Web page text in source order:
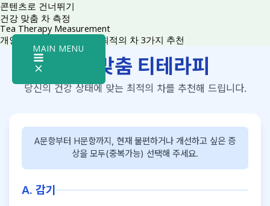
콘텐츠로 건너뛰기
MAIN MENU
건강 맞춤 차 측정
Tea Therapy Measurement
개인의 건강 상태에 맞는 최적의 차 3가지 추천
개인맞춤 티테라피
당신의 건강 상태에 맞는 최적의 차를 추천해 드립니다.
A문항부터 H문항까지, 현재 불편하거나 개선하고 싶은 증
상을 모두(중복가능) 선택해 주세요.
A. 감기